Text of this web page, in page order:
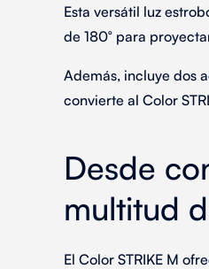
Esta versátil luz
de 180° para
Además, incluye dos
convierte al Color
Desde
multitud
El Color STRIKE M